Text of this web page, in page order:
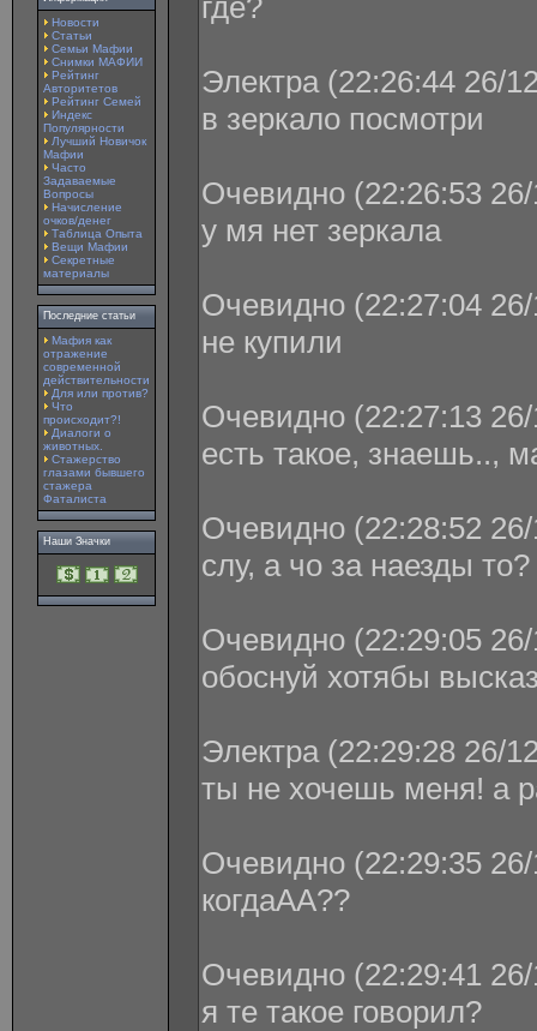
Новости
Статьи
Семьи Мафии
Снимки МАФИИ
Рейтинг
Авторитетов
Рейтинг Семей
Индекс
Популярности
Лучший Новичок
Мафии
Часто
Задаваемые
Вопросы
Начисление
очков/денег
Таблица Опыта
Вещи Мафии
Секретные
материалы
Последние статьи
Мафия как
отражение
современной
действительности
Для или против?
Что
происходит?!
Диалоги о
животных.
Стажерство
глазами бывшего
стажера
Фаталиста
Наши Значки
где?
Электра (22:26:44 26/
в зеркало посмотри
Очевидно (22:26:53
у мя нет зеркала
Очевидно (22:27:04
не купили
Очевидно (22:27:13
есть такое, знаешь..,
Очевидно (22:28:52
слу, а чо за наезды
Очевидно (22:29:05
обоснуй хотябы
Электра (22:29:28 26/
ты не хочешь меня! а
Очевидно (22:29:35
когдаАА??
Очевидно (22:29:41
я те такое говорил?